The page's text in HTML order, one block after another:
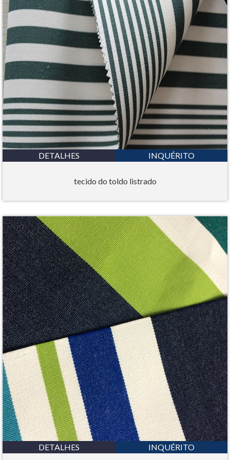
DETALHES INQUÉRITO
tecido do toldo listrado
DETALHES INQUÉRITO